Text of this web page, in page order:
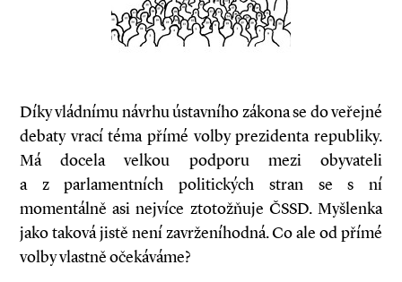
Díky vládnímu návrhu ústavního zákona se do veřejné
debaty vrací téma přímé volby prezidenta republiky.
Má docela velkou podporu mezi obyvateli
a z parlamentních politických stran se s ní
momentálně asi nejvíce ztotožňuje ČSSD. Myšlenka
jako taková jistě není zavrženíhodná. Co ale od přímé
volby vlastně očekáváme?